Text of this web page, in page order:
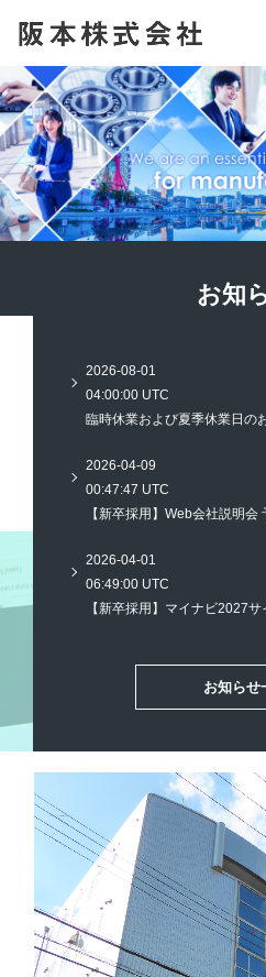
お知
2026-08-01
04:00:00 UTC
臨時休業および夏季休業日の
2026-04-09
00:47:47 UTC
【新卒採用】Web会社説明会
2026-04-01
06:49:00 UTC
【新卒採用】マイナビ2027サ
お知らせ